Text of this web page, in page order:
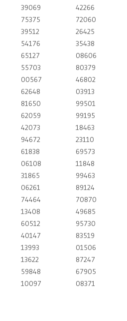
39069 42266
75375 72060
39512 26425
54176 35438
65127 08606
55703 80379
00567 46802
62648 03913
81650 99501
62059 99195
42073 18463
94672 23110
61838 69573
06108 11848
31865 99463
06261 89124
74464 70870
13408 49685
60512 95730
40147 83519
13993 01506
13622 87247
59848 67905
10097 08371